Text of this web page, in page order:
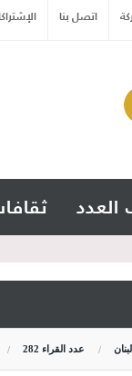
اتصل بنا
عدد القراء 282